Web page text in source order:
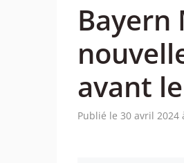
Bayern
avant
Publié le 30 avril 2024